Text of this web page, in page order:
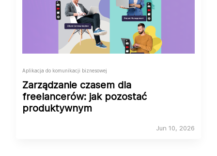
Aplikacja do komunikacji biznesowej
Zarządzanie czasem dla
freelancerów: jak pozostać
produktywnym
Jun 10, 2026